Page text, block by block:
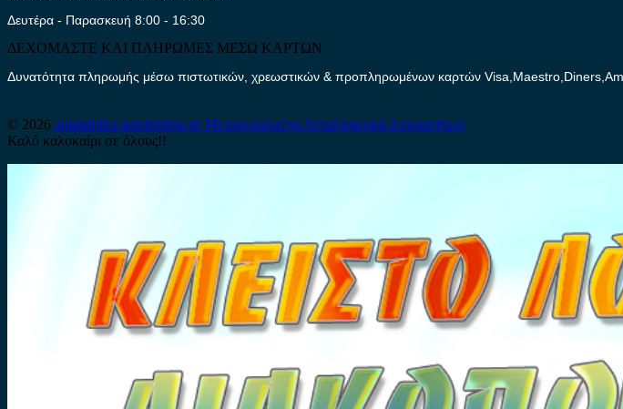
Δευτέρα - Παρασκευή 8:00 - 16:30
ΔΕΧΟΜΑΣΤΕ ΚΑΙ ΠΛΗΡΩΜΕΣ ΜΕΣΩ ΚΑΡΤΩΝ
Δυνατότητα πληρωμής μέσω πιστωτικών, χρεωστικών & προπληρωμένων καρτών
© 2026 antalaktika-autokinitou.grΜεταχειρισμένα Ανταλλακτικά Αυτοκινήτων
Καλό καλοκαίρι σε όλους!!